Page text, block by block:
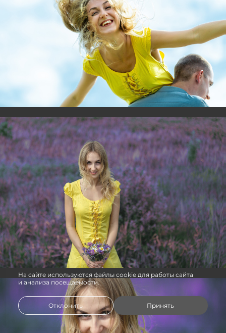
На сайте используются файлы cookie для работы сайта
и анализа посещаемости.
Отклонить Принять